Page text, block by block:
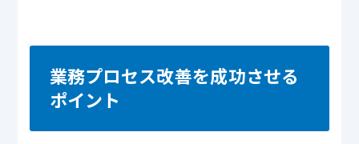
業務プロセス改善を成功させる
ポイント